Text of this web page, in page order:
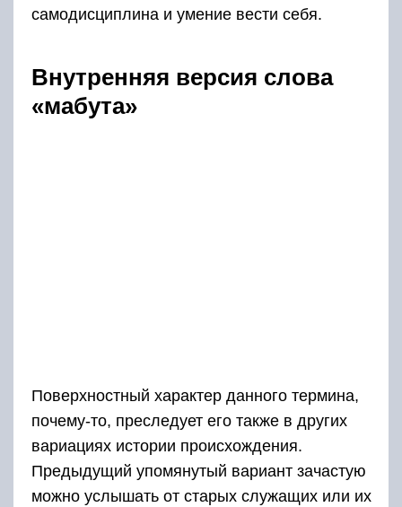
самодисциплина и умение вести себя.
Внутренняя версия слова
«мабута»
Поверхностный характер данного термина,
почему-то, преследует его также в других
вариациях истории происхождения.
Предыдущий упомянутый вариант зачастую
можно услышать от старых служащих или их